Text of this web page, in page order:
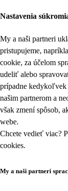
Nastavenia
My a naši partneri
pristupujeme,
cookie, za účelom
udeliť alebo
prípadne
našim partnerom a
však zmení spôsob,
webe.
Chcete vedieť viac?
cookies.
My a naši partneri